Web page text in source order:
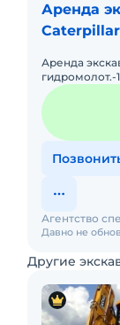
Аренда
Аренда
гидромолот.-
смен и более
Давно не
Агентство
Другие